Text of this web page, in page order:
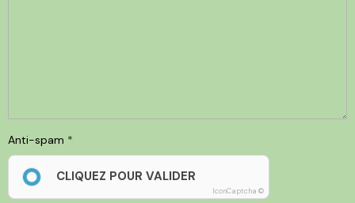
Anti-spam
CLIQUEZ POUR VALIDER
IconCaptcha ©